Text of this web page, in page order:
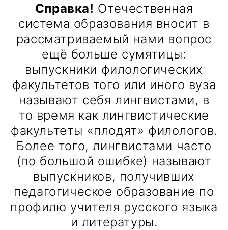
Справка! Отечественная
система образования вносит в
рассматриваемый нами вопрос
ещё больше сумятицы:
выпускники филологических
факультетов того или иного вуза
называют себя лингвистами, в
то время как лингвистические
факультеты «плодят» филологов.
Более того, лингвистами часто
(по большой ошибке) называют
выпускников, получивших
педагогическое образование по
профилю учителя русского языка
и литературы.